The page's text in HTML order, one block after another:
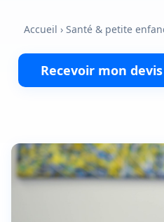
Accueil › Santé & petite
Recevoir mon